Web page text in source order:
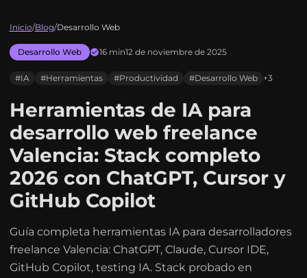
Inicio/Blog/Desarrollo Web
Desarrollo Web 16 min12 de noviembre de 2025
#IA #Herramientas #Productividad #Desarrollo Web +3
Herramientas de IA para
desarrollo web freelance
Valencia: Stack completo
2026 con ChatGPT, Cursor y
GitHub Copilot
Guía completa herramientas IA para desarrolladores
freelance Valencia: ChatGPT, Claude, Cursor IDE,
GitHub Copilot, testing IA. Stack probado en